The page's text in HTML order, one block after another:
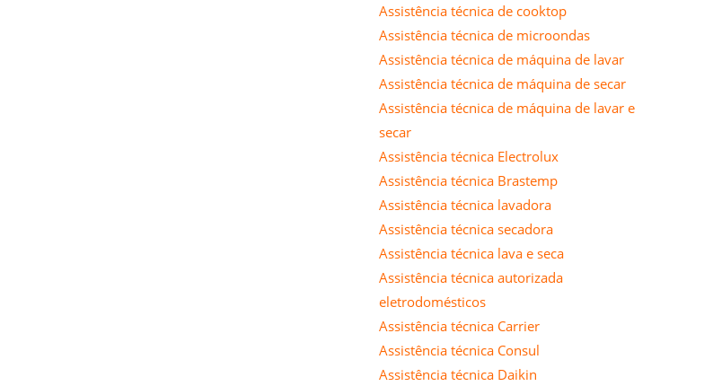
Assistência técnica de cooktop
Assistência técnica de microondas
Assistência técnica de máquina de lavar
Assistência técnica de máquina de secar
Assistência técnica de máquina de lavar e
secar
Assistência técnica Electrolux
Assistência técnica Brastemp
Assistência técnica lavadora
Assistência técnica secadora
Assistência técnica lava e seca
Assistência técnica autorizada
eletrodomésticos
Assistência técnica Carrier
Assistência técnica Consul
Assistência técnica Daikin